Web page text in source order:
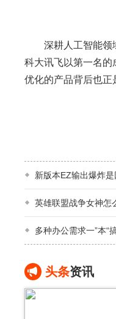
深耕人工智能领域
科大讯飞以第一名的
优化的产品背后也
新版本EZ输出爆炸
英雄联盟战争女神怎
多种办公需求一”本“
头条资讯